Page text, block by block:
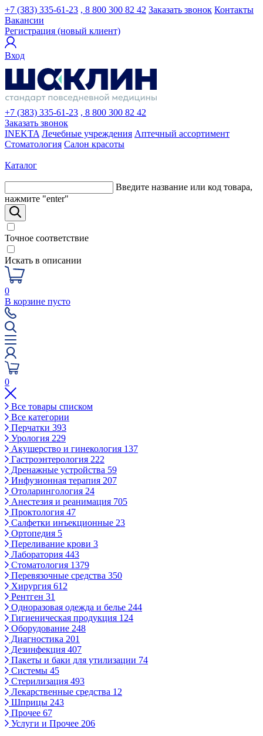
+7 (383) 335-61-23 , 8 800 300 82 42 Заказать звонок Контакты
Вакансии
Регистрация (новый клиент)
Вход
+7 (383) 335-61-23 , 8 800 300 82 42
Заказать звонок
INEKTA Лечебные учреждения Аптечный ассортимент
Стоматология Салон красоты
Каталог
Введите название или код товара,
нажмите "enter"
Точное соответствие
Искать в описании
0
В корзине пусто
0
Все товары списком
Все категории
Перчатки 393
Урология 229
Акушерство и гинекология 137
Гастроэнтерология 222
Дренажные устройства 59
Инфузионная терапия 207
Отоларингология 24
Анестезия и реанимация 705
Проктология 47
Салфетки инъекционные 23
Ортопедия 5
Переливание крови 3
Лаборатория 443
Стоматология 1379
Перевязочные средства 350
Хирургия 612
Рентген 31
Одноразовая одежда и белье 244
Гигиеническая продукция 124
Оборудование 248
Диагностика 201
Дезинфекция 407
Пакеты и баки для утилизации 74
Системы 45
Стерилизация 493
Лекарственные средства 12
Шприцы 243
Прочее 67
Услуги и Прочее 206